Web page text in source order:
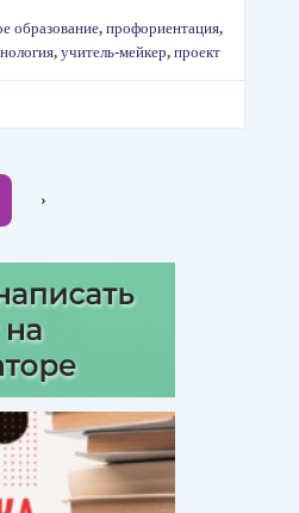
образование, профориентация,
, учитель-мейкер, проект
Следующая
›